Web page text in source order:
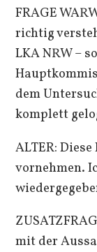
FRAGE
richtig
LKA NRW –
dem
komplett
ALTER:
vornehmen.
mit der